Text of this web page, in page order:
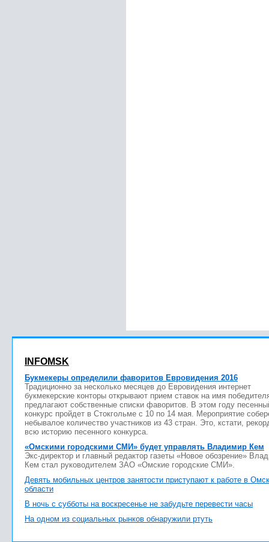
INFOMSK
Букмекеры определили фаворитов Евровидения 2016
Традиционно за несколько месяцев до Евровидения интернет
букмекерские конторы открывают прием ставок на имя
предлагают собственные списки фаворитов. В этом году
конкурс пройдет в Стокгольме с 10 по 14 мая. Мероприятие
небывалое количество участников из 43 стран. Это, кстати,
всю историю песенного конкурса.
«Омскими городскими СМИ» будет управлять Владимир Кем
Экс-директор и главный редактор газеты «Новое обозрение»
Кем стал руководителем ЗАО «Омские городские СМИ».
Девять мобильных центров занятости приступают к работе в
области
В ночь с субботы на воскресенье не забудьте перевести часы
На одном из социальных рынков обнаружили ртуть